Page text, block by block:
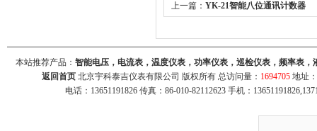
上一篇： YK-21智能八位通讯计数器
本站推荐产品： 智能电压，电流表，温度仪表，功率仪表，巡检仪表，频率表
返回首页 北京宇科泰吉仪表有限公司 版权所有 总访问量： 1694705 地址
电话：13651191826 传真：86-010-82112623 手机：